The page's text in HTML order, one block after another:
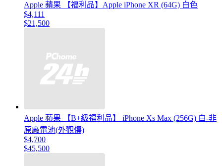
Apple 蘋果 【福利品】Apple iPhone XR (64G) 白色
$4,111
$21,500
Apple 蘋果 【B+級福利品】 iPhone Xs Max (256G) 白-非
原廠電池(外觀傷)
$4,700
$45,500